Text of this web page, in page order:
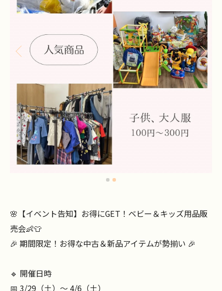
🌸【イベント告知】お得にGET！ベビー＆キッズ用品販
売会👶👕
🎉 期間限定！お得な中古＆新品アイテムが勢揃い 🎉
🔹 開催日時
📅 3/29（土）～ 4/6（土）